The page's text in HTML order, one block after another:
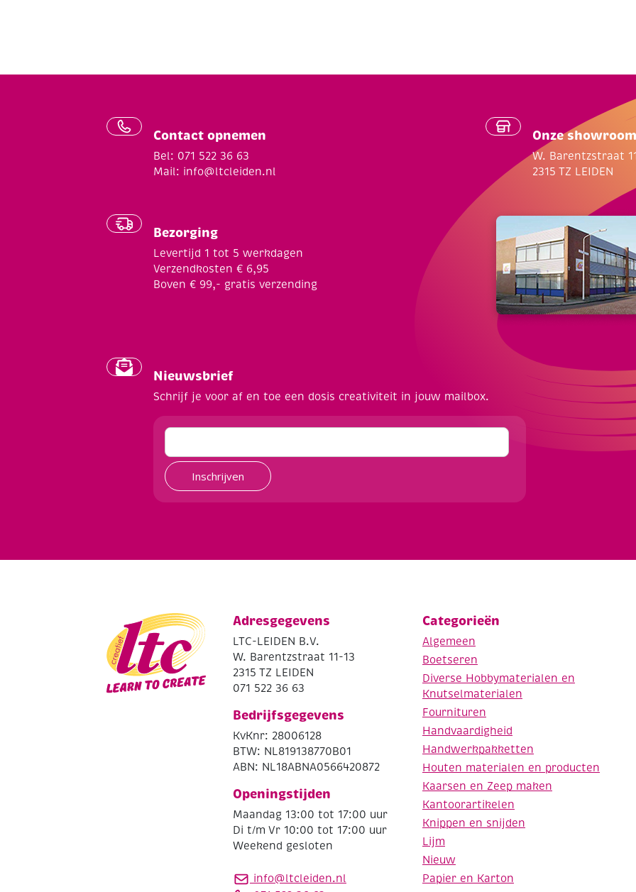
Contact opnemen
Bel: 071 522 36 63
Mail: info@ltcleiden.nl
Bezorging
Levertijd 1 tot 5 werkdagen
Verzendkosten € 6,95
Boven € 99,- gratis verzending
Onze showroom
W. Barentzstraat
2315 TZ LEIDEN
Nieuwsbrief
Schrijf je voor af en toe een dosis creativiteit in jouw mailbox.
Inschrijven
Adresgegevens
LTC-LEIDEN B.V.
W. Barentzstraat 11-13
2315 TZ LEIDEN
071 522 36 63
Bedrijfsgegevens
KvKnr: 28006128
BTW: NL819138770B01
ABN: NL18ABNA0566420872
Openingstijden
Maandag 13:00 tot 17:00 uur
Di t/m Vr 10:00 tot 17:00 uur
Weekend gesloten
info@ltcleiden.nl
Categorieën
Algemeen
Boetseren
Diverse Hobbymaterialen en
Knutselmaterialen
Fournituren
Handvaardigheid
Handwerkpakketten
Houten materialen en producten
Kaarsen en Zeep maken
Kantoorartikelen
Knippen en snijden
Lijm
Nieuw
Papier en Karton